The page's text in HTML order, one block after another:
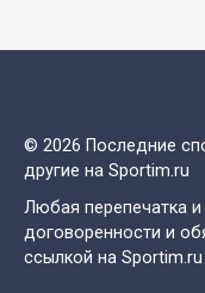
© 2026 Последние
другие на Sportim.ru
Любая перепечатка и
договоренности и
ссылкой на Sportim.ru